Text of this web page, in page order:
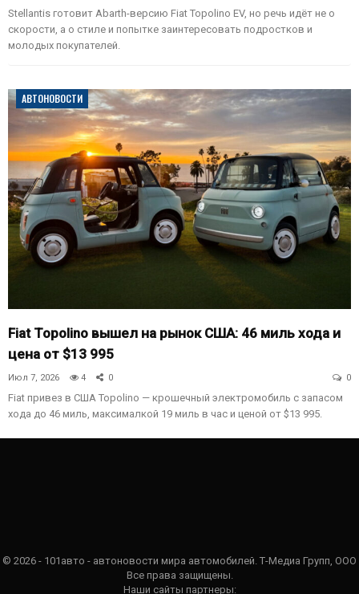
Stellantis готовит Abarth-версию Fiat Topolino EV, но речь идёт не о
скорости, а о стиле и попытке заинтересовать подростков и
молодых покупателей.
АВТОНОВОСТИ
Fiat Topolino вышел на рынок США: 46 миль хода и
цена от $13 995
Июл 7, 2026 4 0 0
Fiat привез в США Topolino — крошечный электромобиль с запасом
хода до 46 миль, максималкой 19 миль в час и ценой от $13 995.
© 2026 - 101авто - автоновости мира автомобилей. Т-Медиа Групп, ООО
Все права защищены.
Наши сайты партнеры: